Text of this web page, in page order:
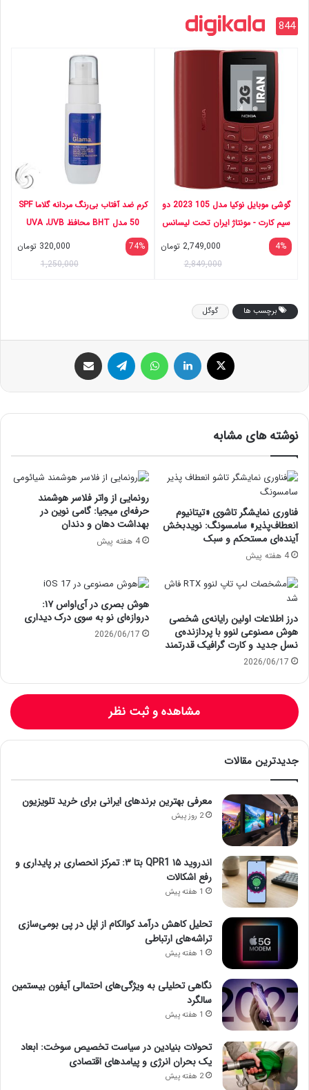
844
گوشی موبایل نوکیا مدل 105 2023 دو
سیم‌ کارت - مونتاژ ایران تحت لیسانس
نوکیا
4%
2,749,000 تومان
2,849,000
کرم ضد آفتاب بی‌رنگ مردانه گلاما SPF
50 مدل BHT محافظ UVA ،UVB
مناسب برای انواع پوست حجم 50
میلی‌لیتر
74%
320,000 تومان
1,250,000
برچسب ها گوگل
ایکس لینکداین تلگرام
نوشته های مشابه
فناوری نمایشگر تاشوی «تیتانیوم
انعطاف‌پذیر» سامسونگ: نویدبخش
آینده‌ای مستحکم و سبک
4 هفته پیش
رونمایی از واتر فلاسر هوشمند
حرفه‌ای میجیا: گامی نوین در
بهداشت دهان و دندان
4 هفته پیش
درز اطلاعات اولین رایانه‌ی شخصی
هوش مصنوعی لنوو با پردازنده‌ی
نسل جدید و کارت گرافیک قدرتمند
2026/06/17
هوش بصری در آی‌او‌اس ۱۷:
دروازه‌ای نو به سوی درک دیداری
2026/06/17
مشاهده و ثبت نظر
جدیدترین مقالات
معرفی بهترین برندهای ایرانی برای خرید تلویزیون
2 روز پیش
اندروید ۱۵ QPR1 بتا ۳: تمرکز انحصاری بر پایداری و
رفع اشکالات
1 هفته پیش
تحلیل کاهش درآمد کوالکام از اپل در پی بومی‌سازی
تراشه‌های ارتباطی
1 هفته پیش
نگاهی تحلیلی به ویژگی‌های احتمالی آیفون بیستمین
سالگرد
1 هفته پیش
تحولات بنیادین در سیاست تخصیص سوخت: ابعاد
یک بحران انرژی و پیامدهای اقتصادی
2 هفته پیش